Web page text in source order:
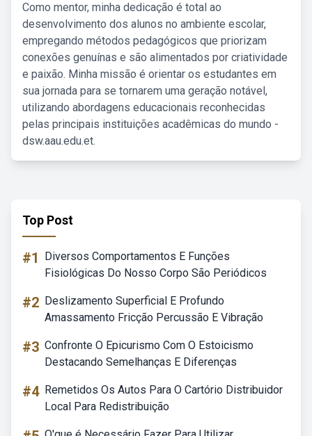
Como mentor, minha dedicação é total ao
desenvolvimento dos alunos no ambiente escolar,
empregando métodos pedagógicos que priorizam
conexões genuínas e são alimentados por criatividade
e paixão. Minha missão é orientar os estudantes em
sua jornada para se tornarem uma geração notável,
utilizando abordagens educacionais reconhecidas
pelas principais instituições acadêmicas do mundo -
dsw.aau.edu.et.
Top Post
#1
Diversos Comportamentos E Funções
Fisiológicas Do Nosso Corpo São Periódicos
#2 Deslizamento Superficial E Profundo
Amassamento Fricção Percussão E Vibração
#3 Confronte O Epicurismo Com O Estoicismo
Destacando Semelhanças E Diferenças
#4 Remetidos Os Autos Para O Cartório Distribuidor
Local Para Redistribuição